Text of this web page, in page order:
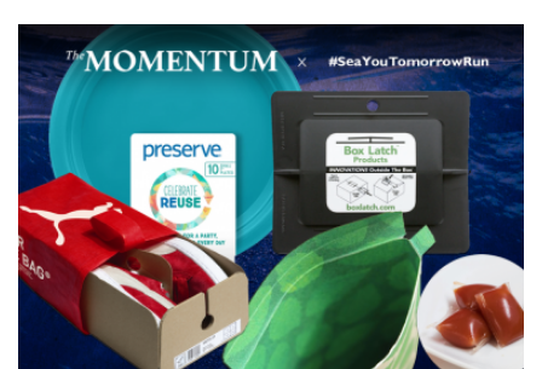
ค้นหา
SHARE TWEET LINE EMAIL